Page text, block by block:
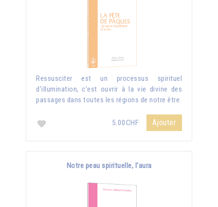
Ressusciter est un processus spirituel
d'illumination, c'est ouvrir à la vie divine des
passages dans toutes les régions de notre être.
5.00CHF Ajouter
Notre peau spirituelle, l'aura